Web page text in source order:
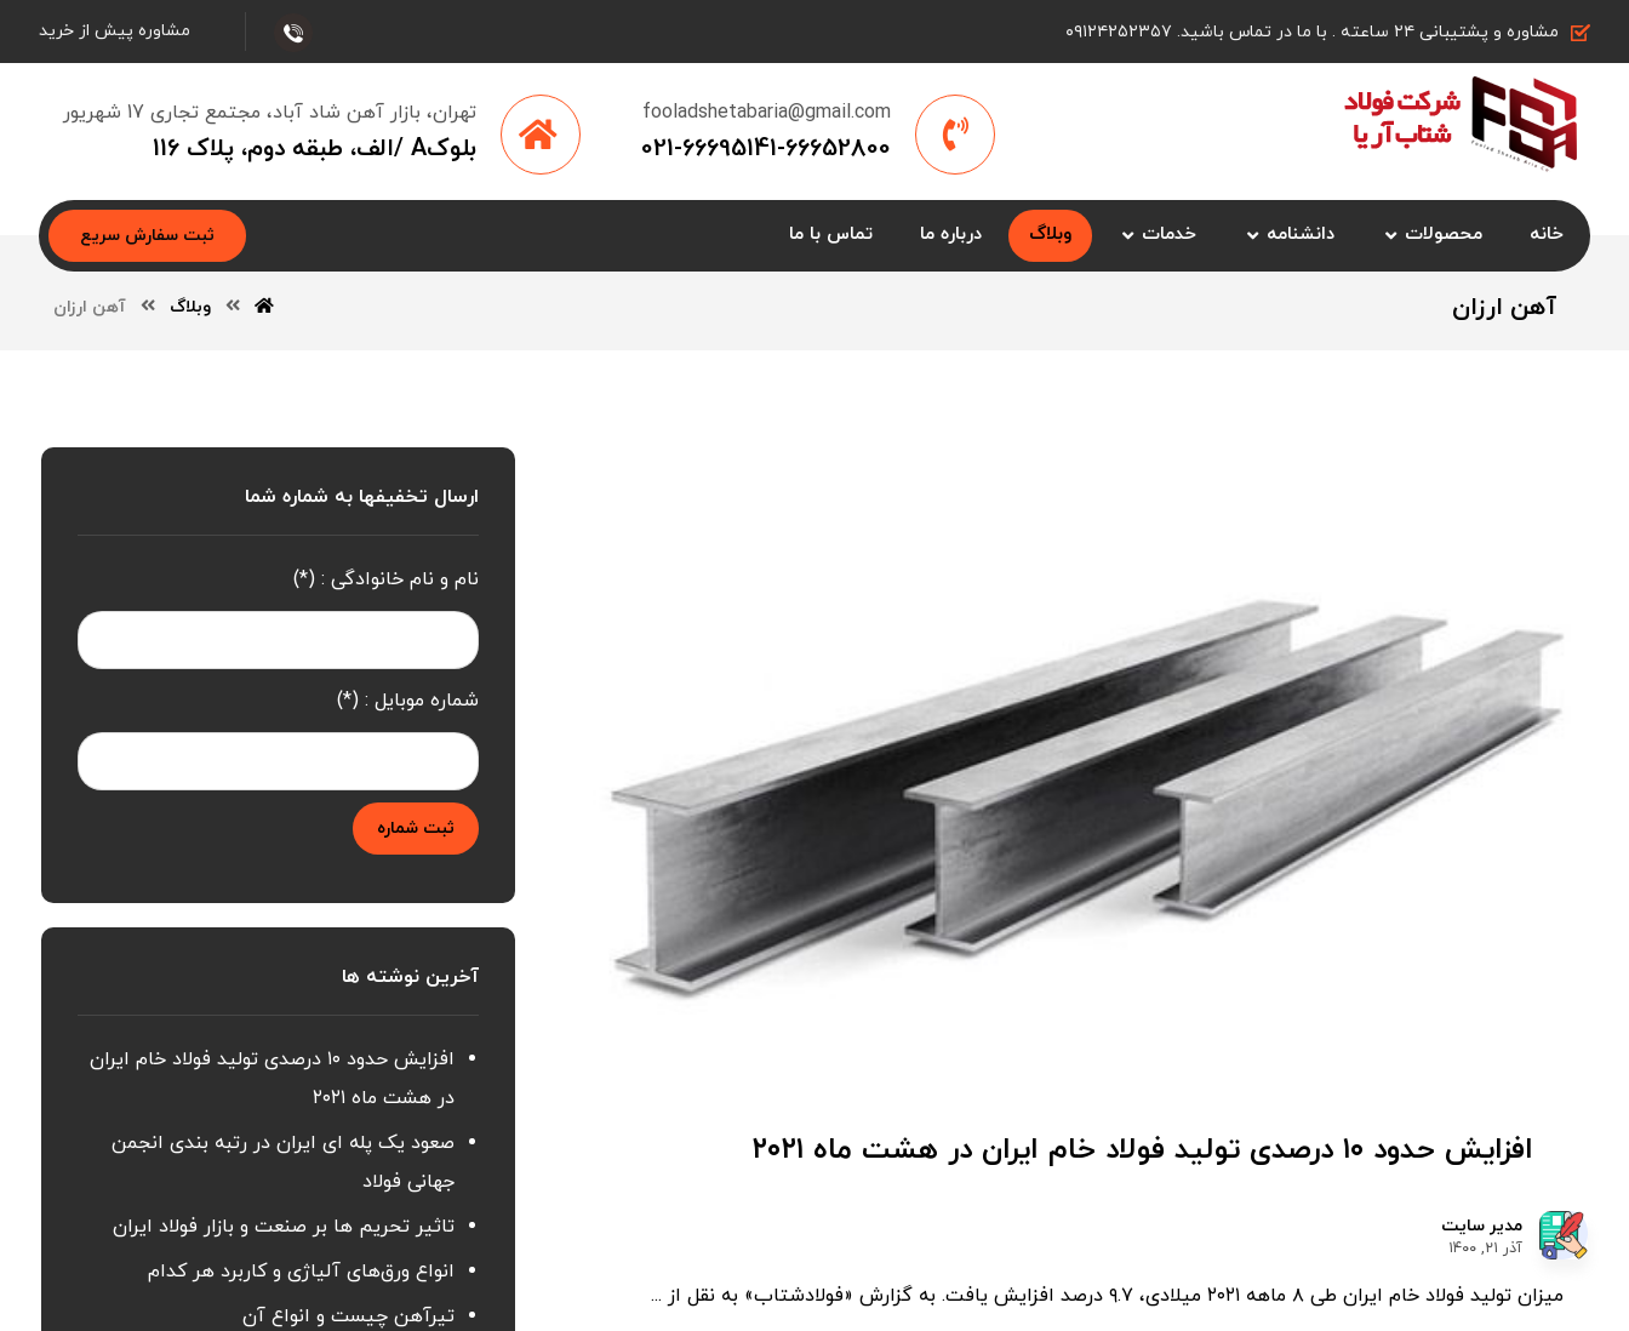
مشاوره و پشتیبانی ۲۴ ساعته . با ما در تماس باشید. ۰۹۱۲۴۲۵۲۳۵۷ مشاوره پیش از خرید
تهران، بازار آهن شاد آباد، مجتمع تجاری 17 شهریور
بلوکA /الف، طبقه دوم، پلاک 116
fooladshetabaria@gmail.com
021-66695141-66652800
خانه محصولات دانشنامه خدمات وبلاگ درباره ما تماس با ما ثبت سفارش سریع
آهن ارزان وبلاگ آهن ارزان
افزایش حدود ۱۰ درصدی تولید فولاد خام ایران در هشت ماه ۲۰۲۱
مدیر سایت
آذر ۲۱, ۱۴۰۰
میزان تولید فولاد خام ایران طی ۸ ماهه ۲۰۲۱ میلادی، ۹.۷ درصد افزایش یافت. به گزارش «فولادشتاب» به نقل از ...
ارسال تخفیفها به شماره شما
نام و نام خانوادگی : (*)
شماره موبایل : (*)
ثبت شماره
آخرین نوشته ها
افزایش حدود ۱۰ درصدی تولید فولاد خام ایران
در هشت ماه ۲۰۲۱
صعود یک پله ای ایران در رتبه بندی انجمن
جهانی فولاد
تاثیر تحریم ها بر صنعت و بازار فولاد ایران
انواع ورق‌های آلیاژی و کاربرد هر کدام
تیرآهن چیست و انواع آن